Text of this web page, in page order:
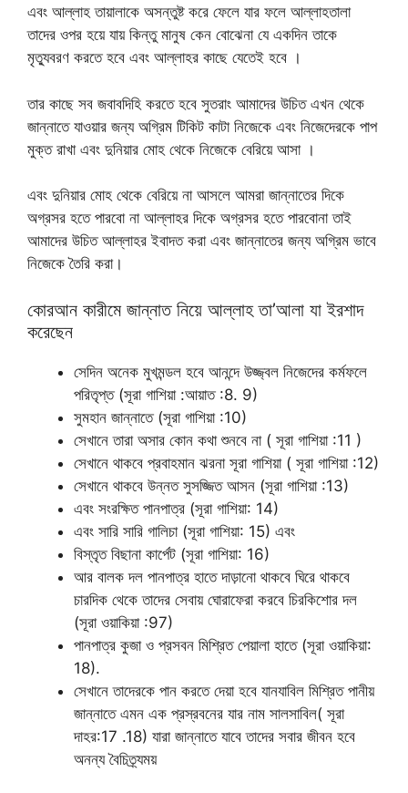
এবং আল্লাহ তায়ালাকে অসন্তুষ্ট করে ফেলে যার ফলে আল্লাহতালা
তাদের ওপর হয়ে যায় কিন্তু মানুষ কেন বোঝেনা যে একদিন তাকে
মৃত্যুবরণ করতে হবে এবং আল্লাহর কাছে যেতেই হবে ।
তার কাছে সব জবাবদিহি করতে হবে সুতরাং আমাদের উচিত এখন থেকে
জান্নাতে যাওয়ার জন্য অগ্রিম টিকিট কাটা নিজেকে এবং নিজেদেরকে পাপ
মুক্ত রাখা এবং দুনিয়ার মোহ থেকে নিজেকে বেরিয়ে আসা ।
এবং দুনিয়ার মোহ থেকে বেরিয়ে না আসলে আমরা জান্নাতের দিকে
অগ্রসর হতে পারবো না আল্লাহর দিকে অগ্রসর হতে পারবোনা তাই
আমাদের উচিত আল্লাহর ইবাদত করা এবং জান্নাতের জন্য অগ্রিম ভাবে
নিজেকে তৈরি করা।
কোরআন কারীমে জান্নাত নিয়ে আল্লাহ তা’আলা যা ইরশাদ
করেছেন
সেদিন অনেক মুখমন্ডল হবে আনন্দে উজ্জ্বল নিজেদের কর্মফলে
পরিতৃপ্ত (সূরা গাশিয়া :আয়াত :8. 9)
সুমহান জান্নাতে (সূরা গাশিয়া :10)
সেখানে তারা অসার কোন কথা শুনবে না ( সূরা গাশিয়া :11 )
সেখানে থাকবে প্রবাহমান ঝরনা সূরা গাশিয়া ( সূরা গাশিয়া :12)
সেখানে থাকবে উন্নত সুসজ্জিত আসন (সূরা গাশিয়া :13)
এবং সংরক্ষিত পানপাত্র (সূরা গাশিয়া: 14)
এবং সারি সারি গালিচা (সূরা গাশিয়া: 15) এবং
বিস্তৃত বিছানা কার্পেট (সূরা গাশিয়া: 16)
আর বালক দল পানপাত্র হাতে দাড়ানো থাকবে ঘিরে থাকবে
চারদিক থেকে তাদের সেবায় ঘোরাফেরা করবে চিরকিশোর দল
(সূরা ওয়াকিয়া :97)
পানপাত্র কুজা ও প্রসবন মিশ্রিত পেয়ালা হাতে (সূরা ওয়াকিয়া:
18).
সেখানে তাদেরকে পান করতে দেয়া হবে যানযাবিল মিশ্রিত পানীয়
জান্নাতে এমন এক প্রস্রবনের যার নাম সালসাবিল( সূরা
দাহর:17 .18) যারা জান্নাতে যাবে তাদের সবার জীবন হবে
অনন্য বৈচিত্র্যময়